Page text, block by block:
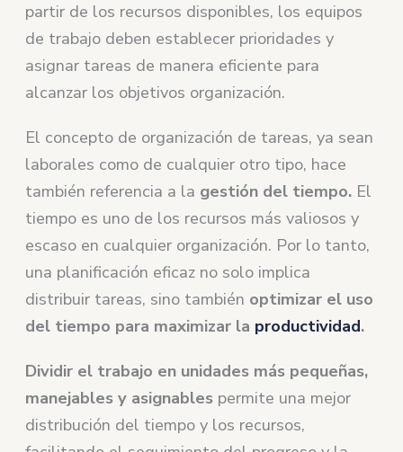
partir de los recursos disponibles, los equipos
de trabajo deben establecer prioridades y
asignar tareas de manera eficiente para
alcanzar los objetivos organización.
El concepto de organización de tareas, ya sean
laborales como de cualquier otro tipo, hace
también referencia a la gestión del tiempo. El
tiempo es uno de los recursos más valiosos y
escaso en cualquier organización. Por lo tanto,
una planificación eficaz no solo implica
distribuir tareas, sino también optimizar el uso
del tiempo para maximizar la productividad.
Dividir el trabajo en unidades más pequeñas,
manejables y asignables permite una mejor
distribución del tiempo y los recursos,